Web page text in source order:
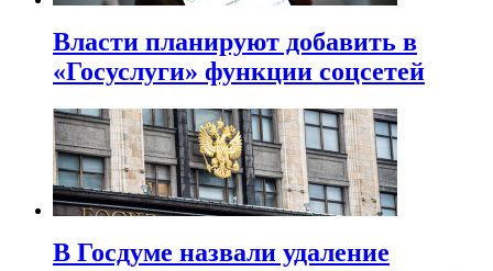
Власти планируют добавить в
«Госуслуги» функции соцсетей
В Госдуме назвали удаление